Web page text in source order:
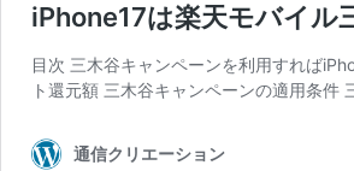
iPhone17は楽天モバイル
目次 三木谷キャンペーンを利用すれば
ト還元額 三木谷キャンペーンの適用条
通信クリエーション